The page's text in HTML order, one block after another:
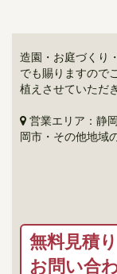
造園・お庭づくり
でも賜りますので
植えさせていただ
営業エリア：静
岡市・その他地域
無料見積り
お問い合